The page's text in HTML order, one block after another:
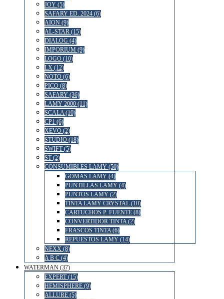
JOY (5)
SAFARY ED. 2024 (6)
AION (9)
AL-STAR (15)
DIALOG (4)
IMPORIUM (9)
LOGO (10)
LX (12)
NOTO (6)
PICO (8)
SAFARY (36)
LAMY 2000 (11)
SCALA (10)
CP1 (6)
XEVO (2)
STUDIO (18)
SWIFT (5)
ST (2)
CONSUMIBLES LAMY (50)
GOMAS LAMY (4)
PUNTILLAS LAMY (4)
PUNTOS LAMY (2)
TINTA LAMY CRYSTAL (10)
CARTUCHOS P. FUENTE (8)
CONVERTIDOR TINTA (2)
FRASCOS TINTA (6)
REPUESTOS LAMY (14)
NEXX (8)
A B C (4)
WATERMAN (37)
EXPERT (15)
HEMISPHERE (9)
ALLURE (5)